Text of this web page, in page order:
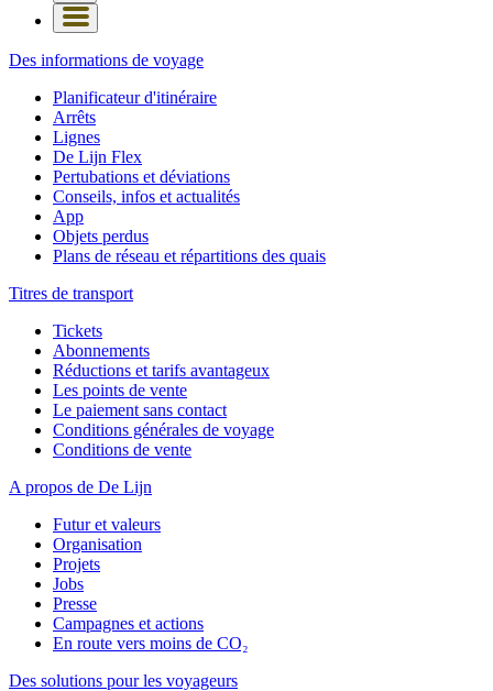
Des informations de voyage
Planificateur d'itinéraire
Arrêts
Lignes
De Lijn Flex
Pertubations et déviations
Conseils, infos et actualités
App
Objets perdus
Plans de réseau et répartitions des quais
Titres de transport
Tickets
Abonnements
Réductions et tarifs avantageux
Les points de vente
Le paiement sans contact
Conditions générales de voyage
Conditions de vente
A propos de De Lijn
Futur et valeurs
Organisation
Projets
Jobs
Presse
Campagnes et actions
En route vers moins de CO₂
Des solutions pour les voyageurs